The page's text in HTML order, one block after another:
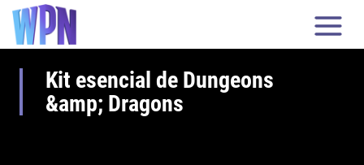
Kit esencial de Dungeons
&amp; Dragons